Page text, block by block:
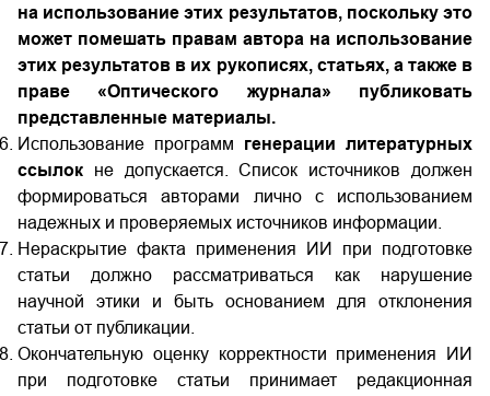
на использование этих результатов, поскольку это
может помешать правам автора на использование
этих результатов в их рукописях, статьях, а также в
праве «Оптического журнала» публиковать
представленные материалы.
Использование программ генерации литературных
ссылок не допускается. Список источников должен
формироваться авторами лично с использованием
надежных и проверяемых источников информации.
Нераскрытие факта применения ИИ при подготовке
статьи должно рассматриваться как нарушение
научной этики и быть основанием для отклонения
статьи от публикации.
Окончательную оценку корректности применения ИИ
при подготовке статьи принимает редакционная